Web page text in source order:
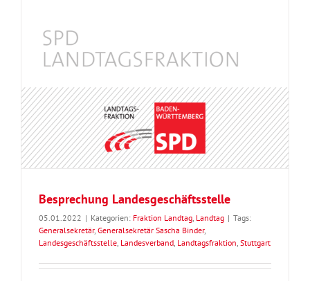
Besprechung Landesgeschäftsstelle
05.01.2022 | Kategorien: Fraktion Landtag, Landtag | Tags:
Generalsekretär, Generalsekretär Sascha Binder,
Landesgeschäftsstelle, Landesverband, Landtagsfraktion, Stuttgart